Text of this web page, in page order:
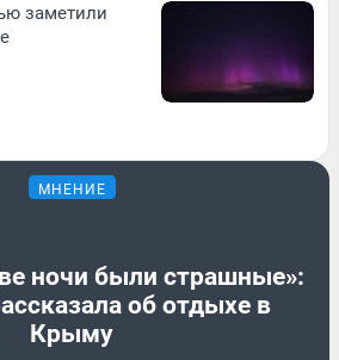
заметили
МНЕНИЕ
ночи были страшные»:
об отдыхе в
Крыму